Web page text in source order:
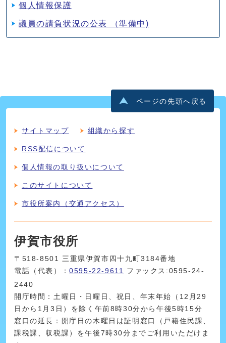
個人情報保護
議員の請負状況の公表 （準備中)
ページの先頭へ戻る
サイトマップ 組織から探す
RSS配信について
個人情報の取り扱いについて
このサイトについて
市役所案内（交通アクセス）
伊賀市役所
〒518-8501 三重県伊賀市四十九町3184番地
電話（代表）：0595-22-9611
ファックス:0595-24-
2440
開庁時間：土曜日・日曜日、祝日、年末年始（12月29
日から1月3日）を除く午前8時30分から午後5時15分
窓口の延長：開庁日の木曜日は証明窓口（戸籍住民課、
課税課、収税課）を午後7時30分までご利用いただけま